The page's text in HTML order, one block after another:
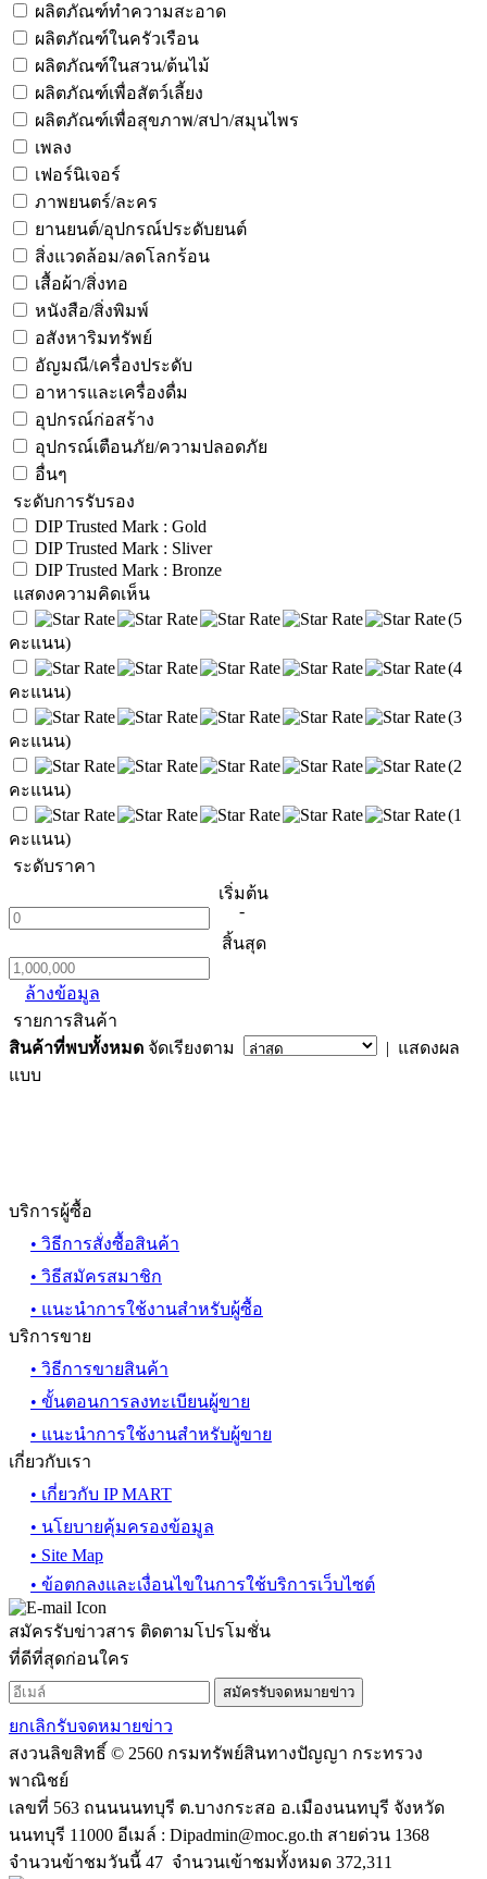
ผลิตภัณฑ์ทำความสะอาด
ผลิตภัณฑ์ในครัวเรือน
ผลิตภัณฑ์ในสวน/ต้นไม้
ผลิตภัณฑ์เพื่อสัตว์เลี้ยง
ผลิตภัณฑ์เพื่อสุขภาพ/สปา/สมุนไพร
เพลง
เฟอร์นิเจอร์
ภาพยนตร์/ละคร
ยานยนต์/อุปกรณ์ประดับยนต์
สิ่งแวดล้อม/ลดโลกร้อน
เสื้อผ้า/สิ่งทอ
หนังสือ/สิ่งพิมพ์
อสังหาริมทรัพย์
อัญมณี/เครื่องประดับ
อาหารและเครื่องดื่ม
อุปกรณ์ก่อสร้าง
อุปกรณ์เตือนภัย/ความปลอดภัย
อื่นๆ
ระดับการรับรอง
DIP Trusted Mark : Gold
DIP Trusted Mark : Sliver
DIP Trusted Mark : Bronze
แสดงความคิดเห็น
(5
คะแนน)
(4
คะแนน)
(3
คะแนน)
(2
คะแนน)
(1
คะแนน)
ระดับราคา
เริ่มต้น
สิ้นสุด
-
ล้างข้อมูล
รายการสินค้า
สินค้าที่พบทั้งหมด จัดเรียงตาม
| แสดงผล
แบบ
บริการผู้ซื้อ
• วิธีการสั่งซื้อสินค้า
• วิธีสมัครสมาชิก
• แนะนำการใช้งานสำหรับผู้ซื้อ
บริการขาย
• วิธีการขายสินค้า
• ขั้นตอนการลงทะเบียนผู้ขาย
• แนะนำการใช้งานสำหรับผู้ขาย
เกี่ยวกับเรา
• เกี่ยวกับ IP MART
• นโยบายคุ้มครองข้อมูล
• Site Map
• ข้อตกลงและเงื่อนไขในการใช้บริการเว็บไซต์
สมัครรับข่าวสาร ติดตามโปรโมชั่น
ที่ดีที่สุดก่อนใคร
สมัครรับจดหมายข่าว
ยกเลิกรับจดหมายข่าว
สงวนลิขสิทธิ์ © 2560 กรมทรัพย์สินทางปัญญา กระทรวง
พาณิชย์
เลขที่ 563 ถนนนนทบุรี ต.บางกระสอ อ.เมืองนนทบุรี จังหวัด
นนทบุรี 11000 อีเมล์ : Dipadmin@moc.go.th สายด่วน 1368
จำนวนข้าชมวันนี้ 47 จำนวนเข้าชมทั้งหมด 372,311